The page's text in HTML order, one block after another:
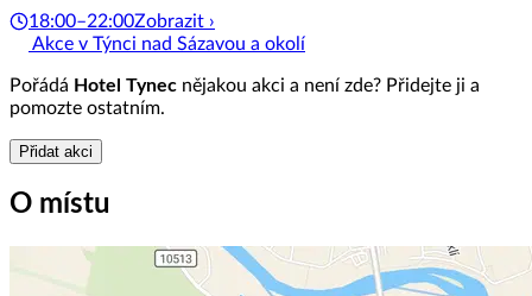
18:00–22:00Zobrazit ›
Akce v Týnci nad Sázavou a okolí
Pořádá Hotel Tynec nějakou akci a není zde? Přidejte ji a
pomozte ostatním.
Přidat akci
O místu